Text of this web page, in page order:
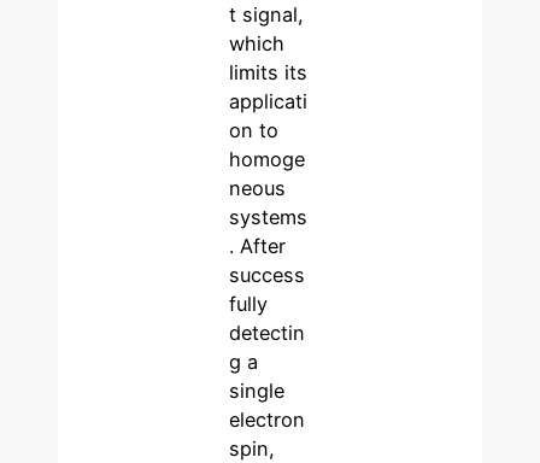
t signal,
which
limits its
applicati
on to
homoge
neous
systems
. After
success
fully
detectin
g a
single
electron
spin,